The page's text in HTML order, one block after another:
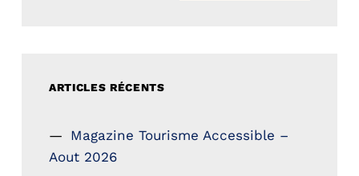
ARTICLES RÉCENTS
Magazine Tourisme Accessible –
Aout 2026